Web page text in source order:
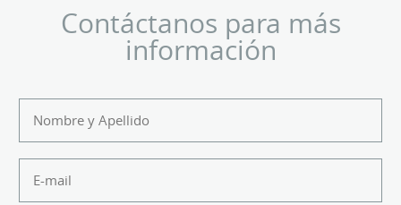
Contáctanos para más
información